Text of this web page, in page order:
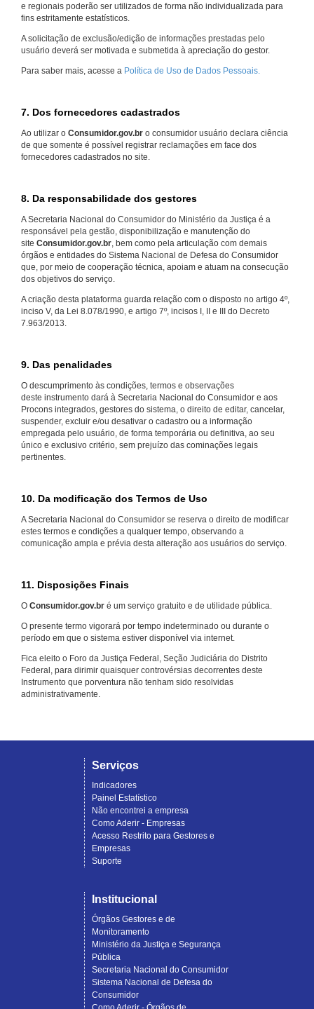
e regionais poderão ser utilizados de forma não individualizada para
fins estritamente estatísticos.
A solicitação de exclusão/edição de informações prestadas pelo
usuário deverá ser motivada e submetida à apreciação do gestor.
Para saber mais, acesse a Política de Uso de Dados Pessoais.
7. Dos fornecedores cadastrados
Ao utilizar o Consumidor.gov.br o consumidor usuário declara ciência
de que somente é possível registrar reclamações em face dos
fornecedores cadastrados no site.
8. Da responsabilidade dos gestores
A Secretaria Nacional do Consumidor do Ministério da Justiça é a
responsável pela gestão, disponibilização e manutenção do
site Consumidor.gov.br, bem como pela articulação com demais
órgãos e entidades do Sistema Nacional de Defesa do Consumidor
que, por meio de cooperação técnica, apoiam e atuam na consecução
dos objetivos do serviço.
A criação desta plataforma guarda relação com o disposto no artigo 4º,
inciso V, da Lei 8.078/1990, e artigo 7º, incisos I, II e III do Decreto
7.963/2013.
9. Das penalidades
O descumprimento às condições, termos e observações
deste instrumento dará à Secretaria Nacional do Consumidor e aos
Procons integrados, gestores do sistema, o direito de editar, cancelar,
suspender, excluir e/ou desativar o cadastro ou a informação
empregada pelo usuário, de forma temporária ou definitiva, ao seu
único e exclusivo critério, sem prejuízo das cominações legais
pertinentes.
10. Da modificação dos Termos de Uso
A Secretaria Nacional do Consumidor se reserva o direito de modificar
estes termos e condições a qualquer tempo, observando a
comunicação ampla e prévia desta alteração aos usuários do serviço.
11. Disposições Finais
O Consumidor.gov.br é um serviço gratuito e de utilidade pública.
O presente termo vigorará por tempo indeterminado ou durante o
período em que o sistema estiver disponível via internet.
Fica eleito o Foro da Justiça Federal, Seção Judiciária do Distrito
Federal, para dirimir quaisquer controvérsias decorrentes deste
Instrumento que porventura não tenham sido resolvidas
administrativamente.
Serviços
Indicadores
Painel Estatístico
Não encontrei a empresa
Como Aderir - Empresas
Acesso Restrito para Gestores e
Empresas
Suporte
Institucional
Órgãos Gestores e de
Monitoramento
Ministério da Justiça e Segurança
Pública
Secretaria Nacional do Consumidor
Sistema Nacional de Defesa do
Consumidor